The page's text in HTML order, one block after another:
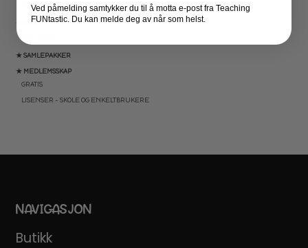
BRAIN BREAKS
★ SPILL
★ SAMLEPAKKER
★ MEDLEMSSKAP
GRATIS
LISENSER – SKOLE OG ENKELTBRUKERE
NAVIGASJON
Butikk
Ved påmelding samtykker du til å motta e-post fra Teaching
FUNtastic. Du kan melde deg av når som helst.